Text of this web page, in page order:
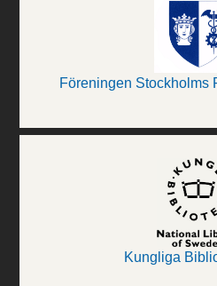
Föreningen Stockholms
Kungliga